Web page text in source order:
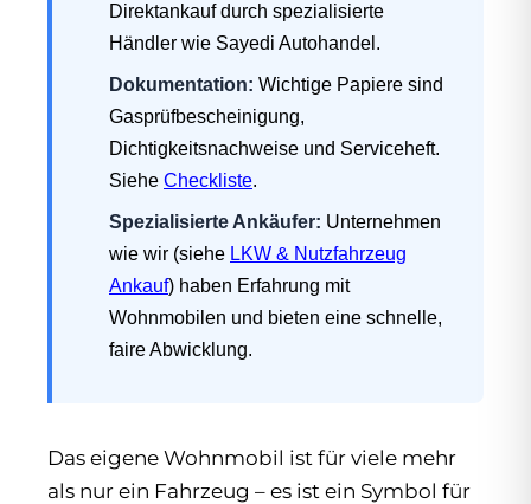
Direktankauf durch spezialisierte
Händler wie Sayedi Autohandel.
Dokumentation: Wichtige Papiere sind
Gasprüfbescheinigung,
Dichtigkeitsnachweise und Serviceheft.
Siehe Checkliste.
Spezialisierte Ankäufer: Unternehmen
wie wir (siehe LKW & Nutzfahrzeug
Ankauf) haben Erfahrung mit
Wohnmobilen und bieten eine schnelle,
faire Abwicklung.
Das eigene Wohnmobil ist für viele mehr
als nur ein Fahrzeug – es ist ein Symbol für